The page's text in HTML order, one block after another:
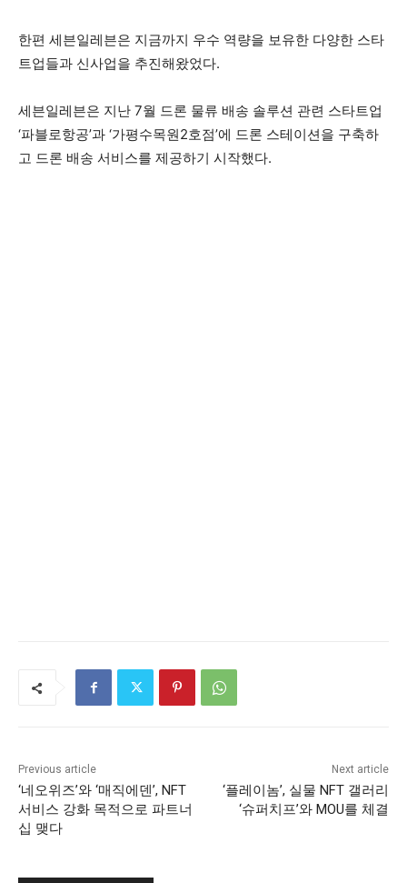
한편 세븐일레븐은 지금까지 우수 역량을 보유한 다양한 스타
트업들과 신사업을 추진해왔었다.
세븐일레븐은 지난 7월 드론 물류 배송 솔루션 관련 스타트업
‘파블로항공’과 ‘가평수목원2호점’에 드론 스테이션을 구축하
고 드론 배송 서비스를 제공하기 시작했다.
Previous article
‘네오위즈’와 ‘매직에덴’, NFT
서비스 강화 목적으로 파트너
십 맺다
Next article
‘플레이놈’, 실물 NFT 갤러리
‘슈퍼치프’와 MOU를 체결